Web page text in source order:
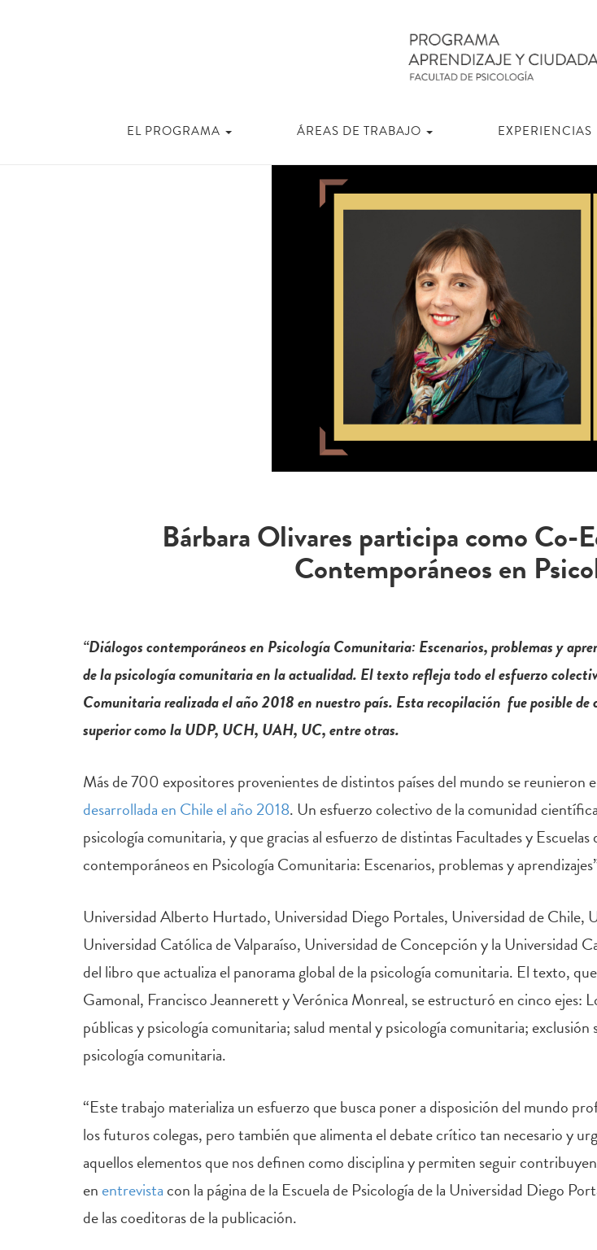
EL PROGRAMA ÁREAS DE TRABAJO EXPERIENCIAS
Bárbara Olivares participa como Co-
Contemporáneos en
“Diálogos contemporáneos en Psicología Comunitaria: Escenarios, problemas y
de la psicología comunitaria en la actualidad. El texto refleja todo el esfuerzo
Comunitaria realizada el año 2018 en nuestro país. Esta recopilación fue posible
superior como la UDP, UCH, UAH, UC, entre otras.
Más de 700 expositores provenientes de distintos países del mundo se reunieron
desarrollada en Chile el año 2018. Un esfuerzo colectivo de la comunidad
psicología comunitaria, y que gracias al esfuerzo de distintas Facultades y
contemporáneos en Psicología Comunitaria: Escenarios, problemas y
Universidad Alberto Hurtado, Universidad Diego Portales, Universidad de Chile,
Universidad Católica de Valparaíso, Universidad de Concepción y la Universidad
del libro que actualiza el panorama global de la psicología comunitaria. El texto,
Gamonal, Francisco Jeannerett y Verónica Monreal, se estructuró en cinco
públicas y psicología comunitaria; salud mental y psicología comunitaria;
psicología comunitaria.
“Este trabajo materializa un esfuerzo que busca poner a disposición del mundo
los futuros colegas, pero también que alimenta el debate crítico tan necesario y
aquellos elementos que nos definen como disciplina y permiten seguir
en entrevistacon la página de la Escuela de Psicología de la Universidad Diego
de las coeditoras de la publicación.